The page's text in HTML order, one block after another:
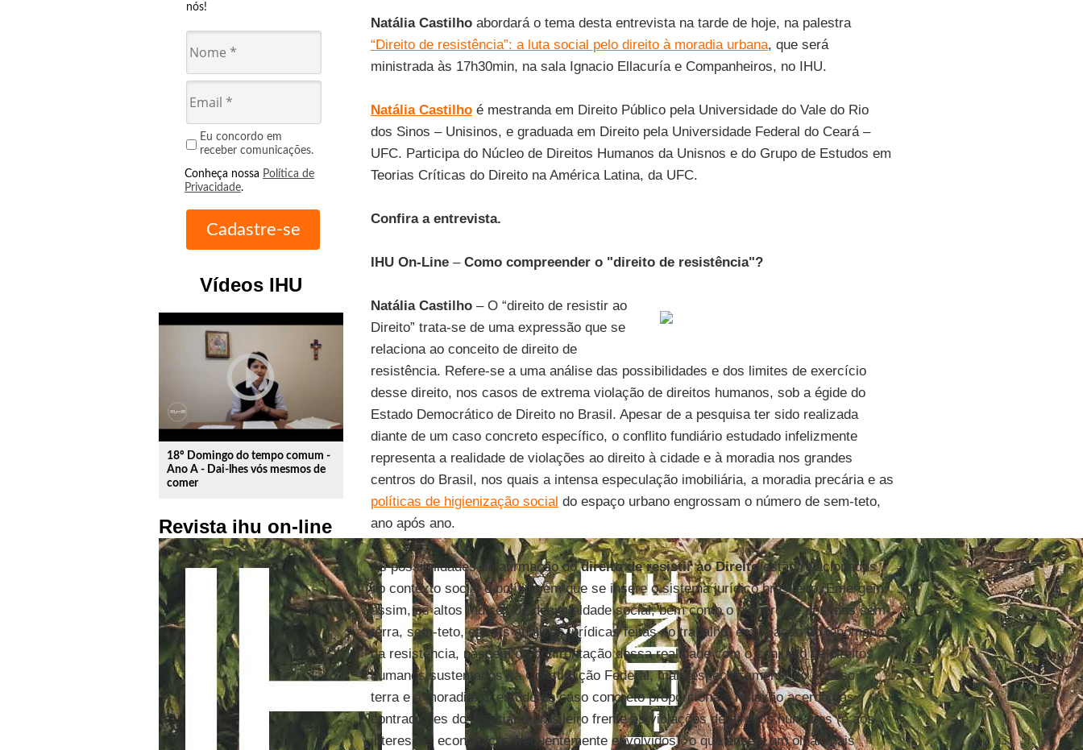
nós!
Eu concordo em
receber comunicações.
Conheça nossa Política de
Privacidade.
Vídeos IHU
play_circle_outline
18º Domingo do tempo comum -
Ano A - Dai-lhes vós mesmos de
comer
Revista ihu on-line
Natália Castilhoabordará o tema desta entrevista na tarde de hoje, na palestra
“Direito de resistência”: a luta social pelo direito à moradia urbana, que será
ministrada às 17h30min, na sala Ignacio Ellacuría e Companheiros, no IHU.
Natália Castilhoé mestranda em Direito Público pela Universidade do Vale do Rio
dos Sinos – Unisinos, e graduada em Direito pela Universidade Federal do Ceará –
UFC. Participa do Núcleo de Direitos Humanos da Unisnos e do Grupo de Estudos em
Teorias Críticas do Direito na América Latina, da UFC.
Confira a entrevista.
IHU On-Line –Como compreender o "direito de resistência"?
Natália Castilho– O “direito de resistir ao
Direito” trata-se de uma expressão que se
relaciona ao conceito de direito de
resistência. Refere-se a uma análise das possibilidades e dos limites de exercício
desse direito, nos casos de extrema violação de direitos humanos, sob a égide do
Estado Democrático de Direito no Brasil. Apesar de a pesquisa ter sido realizada
diante de um caso concreto específico, o conflito fundiário estudado infelizmente
representa a realidade de violações ao direito à cidade e à moradia nos grandes
centros do Brasil, nos quais a intensa especulação imobiliária, a moradia precária e as
políticas de higienização social do espaço urbano engrossam o número de sem-teto,
ano após ano.
As possibilidades de afirmação dodireito de resistir ao Direitoestão relacionadas
ao contexto social e político em que se insere o sistema jurídico brasileiro. Emergem,
assim, os altos índices de desigualdade social, bem como o número de pessoas sem-
terra, sem-teto, etc. As análises jurídicas feitas no trabalho, em relação ao fenômeno
da resistência, nascem da confrontação dessa realidade com o conjunto de direitos
humanos sustentados na Constituição Federal, mais especificamente do acesso a
terra e à moradia. O estudo do caso concreto proporciona a reflexão acerca das
contradições do Judiciário brasileiro frente às violações de direitos humanos (e aos
interesses econômicos frequentemente envolvidos), o que enseja um olhar mais